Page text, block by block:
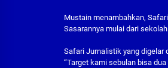
Mustain menambahkan,
Sasarannya mulai dari
Safari Jurnalistik yang digelar
“Target kami sebulan bisa